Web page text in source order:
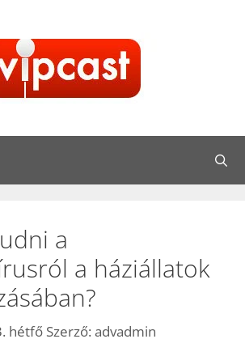
a
a háziállatok
hétfő Szerző: advadmin